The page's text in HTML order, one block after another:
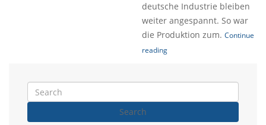
deutsche Industrie bleiben
weiter angespannt. So war
die Produktion zum. Continue
reading
Search